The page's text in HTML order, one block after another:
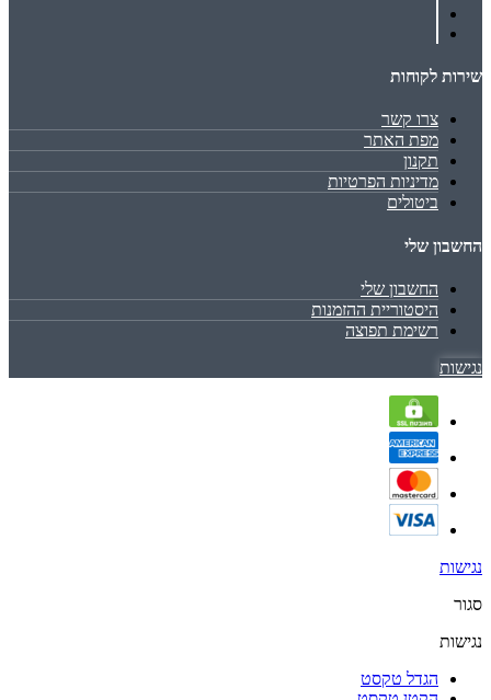
שירות לקוחות
צרו קשר
מפת האתר
תקנון
מדיניות הפרטיות
ביטולים
החשבון שלי
החשבון שלי
היסטוריית ההזמנות
רשימת תפוצה
נגישות
נגישות
סגור
נגישות
הגדל טקסט